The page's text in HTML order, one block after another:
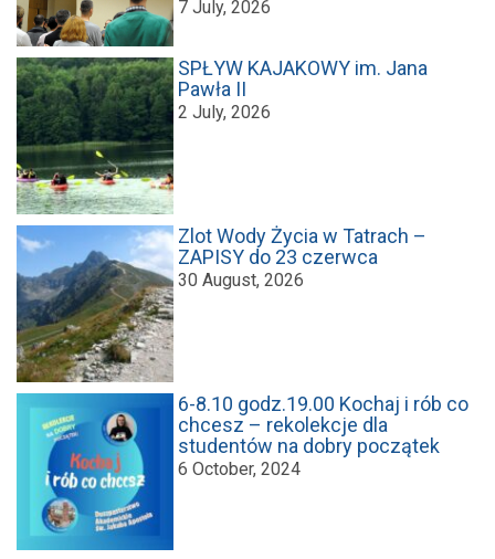
7 July, 2026
SPŁYW KAJAKOWY im. Jana
Pawła II
2 July, 2026
Zlot Wody Życia w Tatrach –
ZAPISY do 23 czerwca
30 August, 2026
6-8.10 godz.19.00 Kochaj i rób co
chcesz – rekolekcje dla
studentów na dobry początek
6 October, 2024